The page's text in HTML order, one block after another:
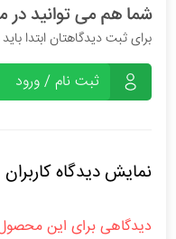
شما هم می توانید در
برای ثبت دیدگاهتان ابتدا
ثبت نام / ورود
نمایش دیدگاه کاربران
دیدگاهی برای این